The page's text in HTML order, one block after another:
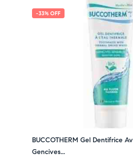
Plaque Brosse à Dents
➤ Brins souples pour protéger les
➤ Élimination efficace de la plaque
➤ Tête allongée compacte pour un
➤ Manche ergonomique pour un
✔ Pour découvrir nos offres et
✔ Suivez-nous sur TikTok – cliquez
-33% OFF
BUCCOTHERM Gel Dentifrice
Gencives...